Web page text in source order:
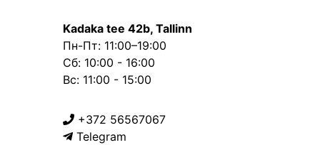
Kadaka tee 42b, Tallinn
Пн-Пт: 11:00–19:00
Сб: 10:00 - 16:00
Вс: 11:00 - 15:00
+372 56567067
Telegram